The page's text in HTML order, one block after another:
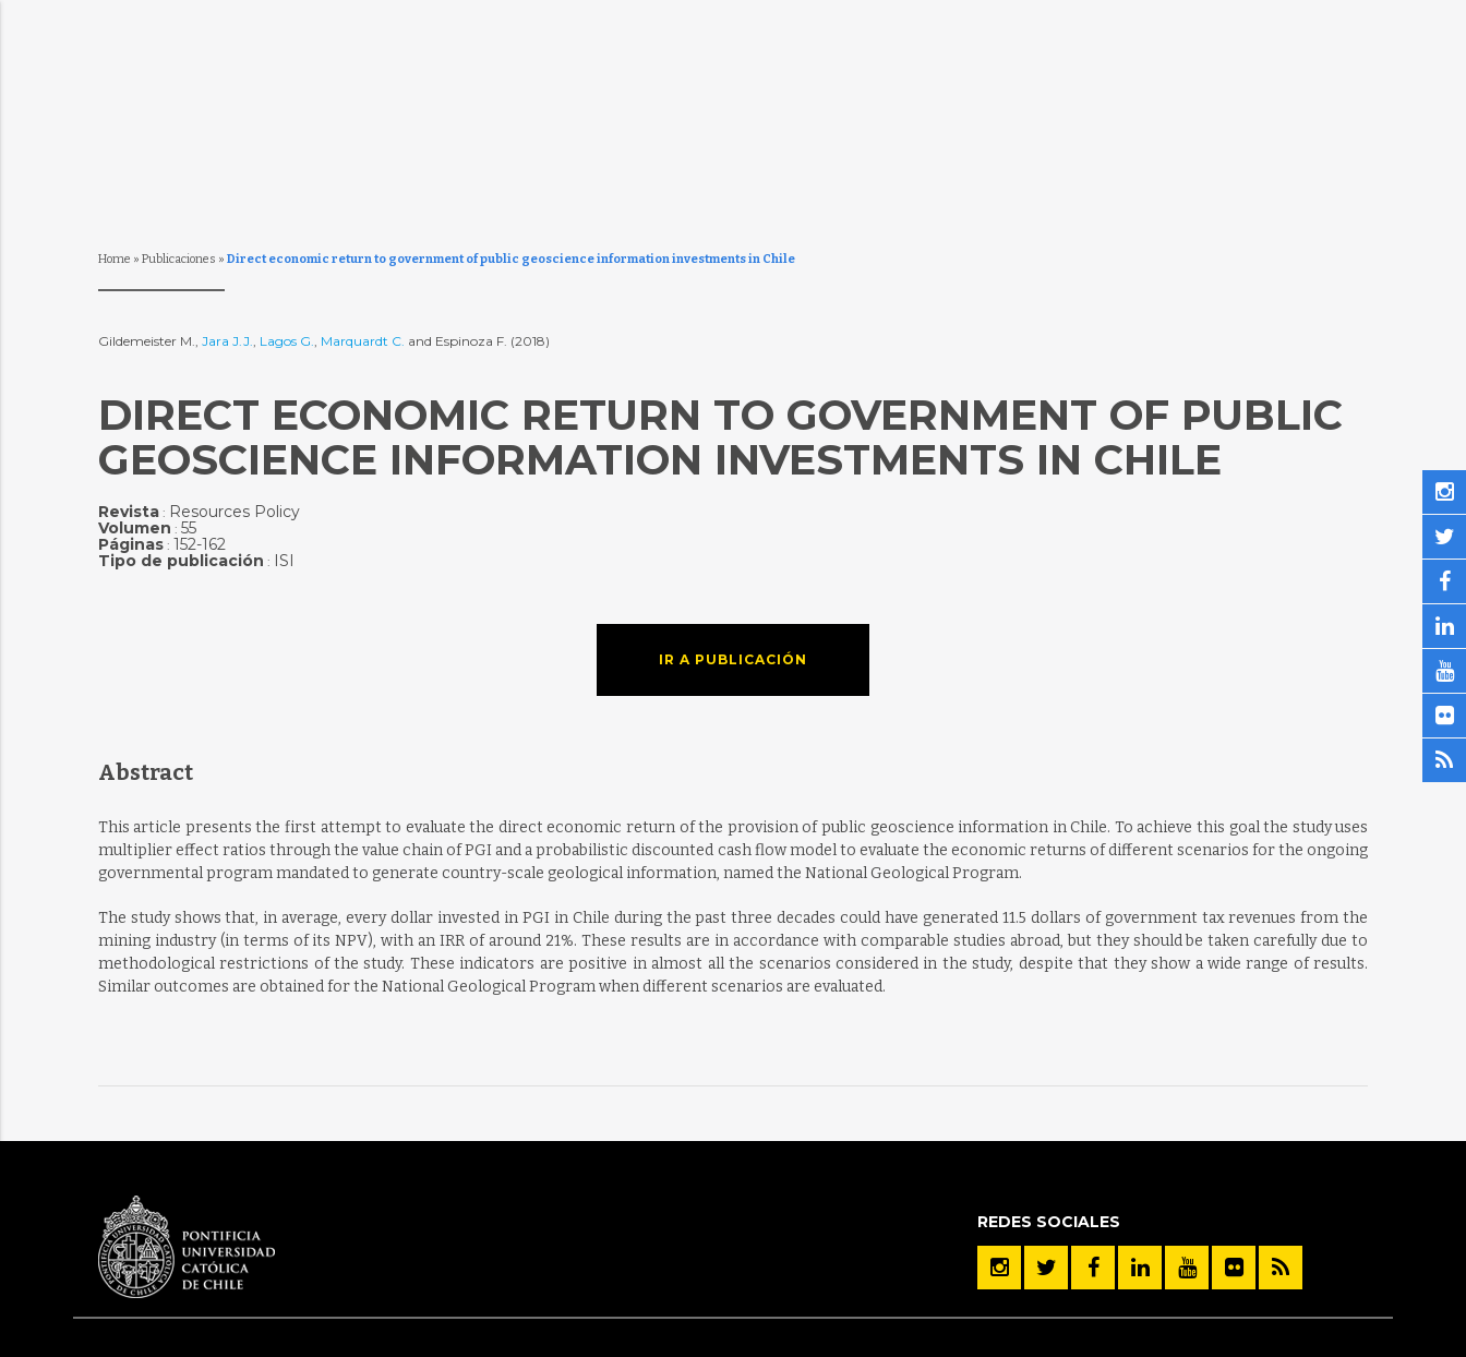
Home » Publicaciones » Direct economic return to government of public geoscience information investments in Chile
Gildemeister M., Jara J.J., Lagos G., Marquardt C. and Espinoza F. (2018)
DIRECT ECONOMIC RETURN TO GOVERNMENT OF PUBLIC
GEOSCIENCE INFORMATION INVESTMENTS IN CHILE
Revista: Resources Policy
Volumen : 55
Páginas: 152-162
Tipo de publicación : ISI
IR A PUBLICACIÓN
Abstract
This article presents the first attempt to evaluate the direct economic return of the provision of public geoscience information in Chile. To achieve this goal the study uses
multiplier effect ratios through the value chain of PGI and a probabilistic discounted cash flow model to evaluate the economic returns of different scenarios for the ongoing
governmental program mandated to generate country-scale geological information, named the National Geological Program.
The study shows that, in average, every dollar invested in PGI in Chile during the past three decades could have generated 11.5 dollars of government tax revenues from the
mining industry (in terms of its NPV), with an IRR of around 21%. These results are in accordance with comparable studies abroad, but they should be taken carefully due to
methodological restrictions of the study. These indicators are positive in almost all the scenarios considered in the study, despite that they show a wide range of results.
Similar outcomes are obtained for the National Geological Program when different scenarios are evaluated.
REDES SOCIALES